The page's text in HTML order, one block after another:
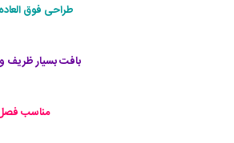
طراحی فوق
بافت بسیار ظریف
مناسب